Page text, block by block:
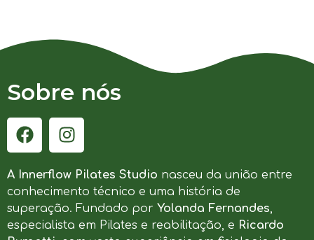
Sobre nós
A Innerflow Pilates Studio nasceu da união entre
conhecimento técnico e uma história de
superação. Fundado por Yolanda Fernandes,
especialista em Pilates e reabilitação, e Ricardo